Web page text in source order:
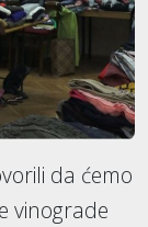
da ćemo
vinograde